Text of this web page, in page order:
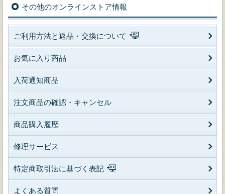
その他のオンラインストア情報
ご利用方法と返品・交換について
お気に入り商品
入荷通知商品
注文商品の確認・キャンセル
商品購入履歴
修理サービス
特定商取引法に基づく表記
よくある質問